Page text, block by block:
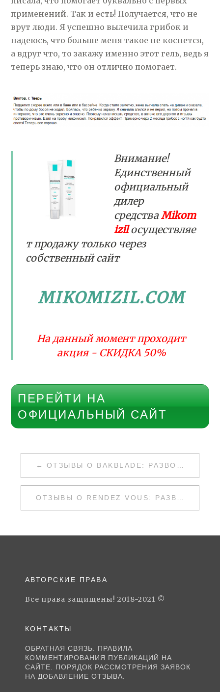
применений. Так и есть! Получается, что не
врут люди. Я успешно вылечила грибок и
надеюсь, что больше меня такое не коснется,
а вдруг что, то закажу именно этот гель, ведь я
теперь знаю, что он отлично помогает.
Внимание!
Единственный
официальный
дилер
средстваMikom
izilосуществляе
т продажу только через
собственный сайт
MIKOMIZIL.COM
На данный момент проходит
акция - СКИДКА 50%
ПЕРЕЙТИ НА
ОФИЦИАЛЬНЫЙ САЙТ
НАВИГАЦИЯ
ПО
ЗАПИСЯМ
ОТЗЫВЫ О BAKBLADE: РАЗВОД ИЛИ НЕТ
АВТОРСКИЕ ПРАВА
Все права защищены! 2018-2021 ©
КОНТАКТЫ
ОБРАТНАЯ СВЯЗЬ. ПРАВИЛА
КОММЕНТИРОВАНИЯ ПУБЛИКАЦИЙ НА
САЙТЕ. ПОРЯДОК РАССМОТРЕНИЯ ЗАЯВОК
НА ДОБАВЛЕНИЕ ОТЗЫВА.